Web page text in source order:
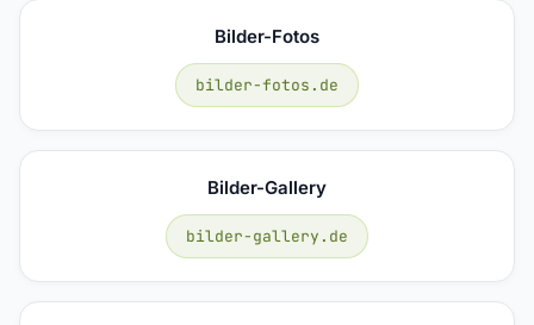
Bilder-Fotos
bilder-fotos.de
Bilder-Gallery
bilder-gallery.de